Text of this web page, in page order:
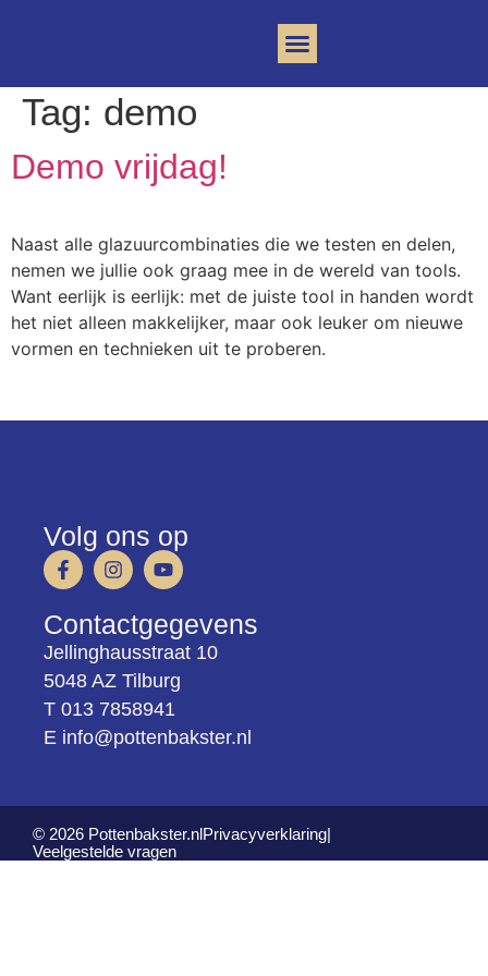
Tag: demo
Demo vrijdag!
Naast alle glazuurcombinaties die we testen en delen,
nemen we jullie ook graag mee in de wereld van tools.
Want eerlijk is eerlijk: met de juiste tool in handen wordt
het niet alleen makkelijker, maar ook leuker om nieuwe
vormen en technieken uit te proberen.
Volg ons op
Contactgegevens
Jellinghausstraat 10
5048 AZ Tilburg
T 013 7858941
E info@pottenbakster.nl
© 2026 Pottenbakster.nlPrivacyverklaring|
Veelgestelde vragen